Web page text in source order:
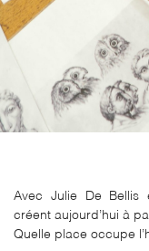
Avec Julie De Bellis
créent aujourd’hui à
Quelle place occupe